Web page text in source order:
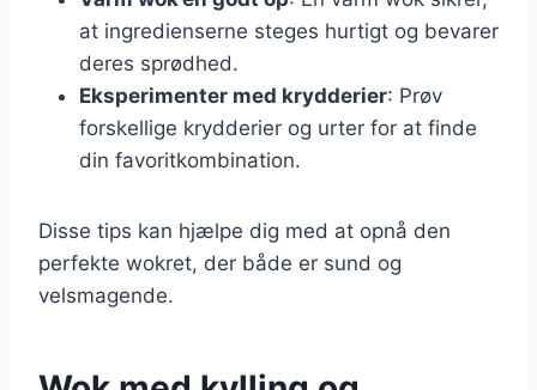
at ingredienserne steges hurtigt og bevarer
deres sprødhed.
Eksperimenter med krydderier: Prøv
forskellige krydderier og urter for at finde
din favoritkombination.
Disse tips kan hjælpe dig med at opnå den
perfekte wokret, der både er sund og
velsmagende.